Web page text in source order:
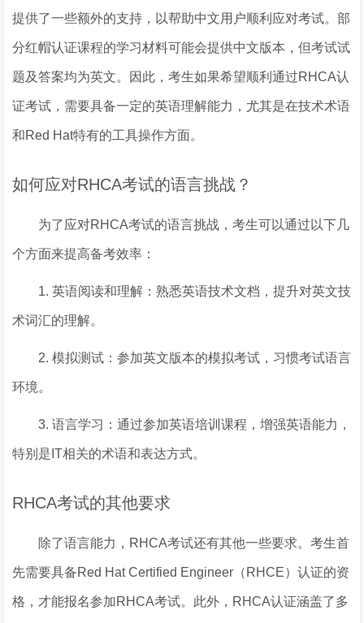
提供了一些额外的支持，以帮助中文用户顺利应对考试。部
分红帽认证课程的学习材料可能会提供中文版本，但考试试
题及答案均为英文。因此，考生如果希望顺利通过RHCA认
证考试，需要具备一定的英语理解能力，尤其是在技术术语
和Red Hat特有的工具操作方面。
如何应对RHCA考试的语言挑战？
为了应对RHCA考试的语言挑战，考生可以通过以下几
个方面来提高备考效率：
1. 英语阅读和理解：熟悉英语技术文档，提升对英文技
术词汇的理解。
2. 模拟测试：参加英文版本的模拟考试，习惯考试语言
环境。
3. 语言学习：通过参加英语培训课程，增强英语能力，
特别是IT相关的术语和表达方式。
RHCA考试的其他要求
除了语言能力，RHCA考试还有其他一些要求。考生首
先需要具备Red Hat Certified Engineer（RHCE）认证的资
格，才能报名参加RHCA考试。此外，RHCA认证涵盖了多